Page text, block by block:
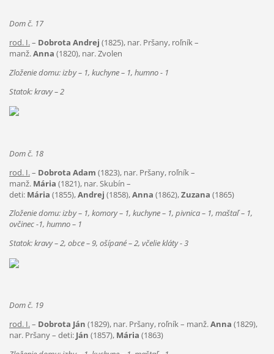
Dom č. 17
rod. I.– Dobrota Andrej (1825), nar. Pršany, roľník –
manž.Anna (1820), nar. Zvolen
Zloženie domu: izby – 1, kuchyne – 1, humno - 1
Statok: kravy – 2
Dom č. 18
rod. I. – Dobrota Adam (1823), nar. Pršany, roľník –
manž. Mária (1821), nar. Skubín –
deti: Mária (1855),Andrej (1858),Anna (1862),Zuzana (1865)
Zloženie domu: izby – 1, komory – 1, kuchyne – 1, pivnica – 1, maštaľ – 1,
ovčinec -1, humno – 1
Statok: kravy – 2, obce – 9, ošípané – 2, včelie kláty - 3
Dom č. 19
rod. I.– Dobrota Ján (1829), nar. Pršany, roľník – manž.Anna (1829),
nar. Pršany – deti: Ján (1857), Mária (1863)